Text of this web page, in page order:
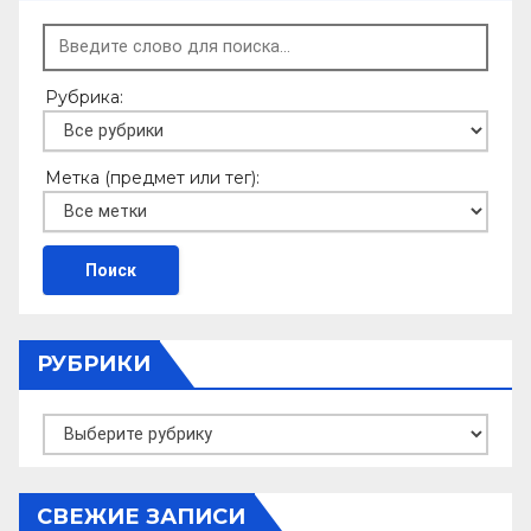
Рубрика:
Метка (предмет или тег):
РУБРИКИ
Рубрики
СВЕЖИЕ ЗАПИСИ